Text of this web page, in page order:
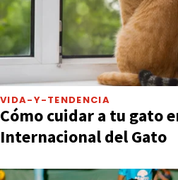
VIDA-Y-TENDENCIA
Cómo cuidar a tu gato
Internacional del Gato